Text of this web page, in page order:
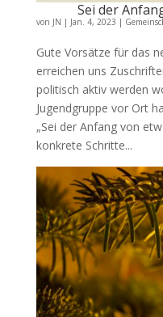
Sei der
von JN | Jan. 4, 2023 |
Gute Vorsätze für das
erreichen uns
politisch aktiv werden
Jugendgruppe vor Ort
„Sei der Anfang von
konkrete Schritte...